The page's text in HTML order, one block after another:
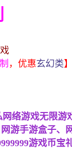
， 优惠玄幻类】
络游戏无限游
游手游盒子、
游戏币宝